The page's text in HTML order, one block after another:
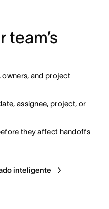
team’s
owners, and project
assignee, project, or
they affect handoffs
inteligente